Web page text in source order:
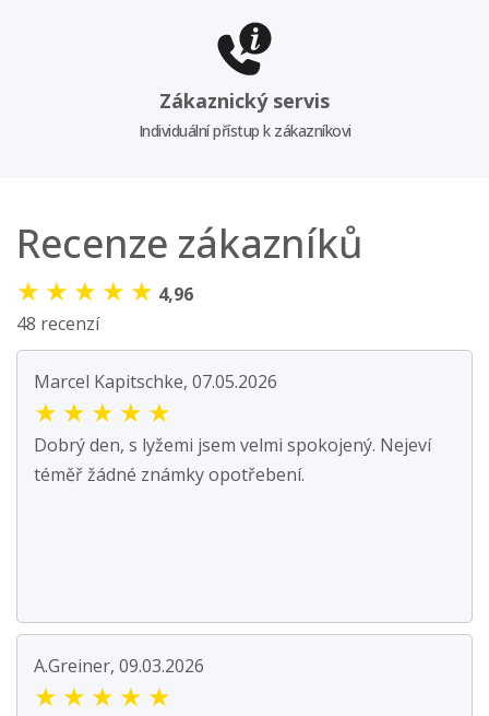
Zákaznický servis
Individuální přístup k zákazníkovi
Recenze zákazníků
★ ★ ★ ★ ★ 4,96
48 recenzí
Marcel Kapitschke, 07.05.2026
★ ★ ★ ★ ★
Dobrý den, s lyžemi jsem velmi spokojený. Nejeví
téměř žádné známky opotřebení.
A.Greiner, 09.03.2026
★ ★ ★ ★ ★